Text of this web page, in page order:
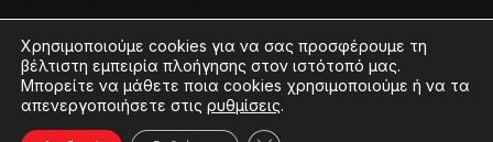
Moods
Radios
Podcasts
Terms of Use
Coins Explained
Streamee News
Add Your Station
Contact
Χρησιμοποιούμε cookies για να σας προσφέρουμε τη
βέλτιστη εμπειρία πλοήγησης στον ιστότοπό μας.
Μπορείτε να μάθετε ποια cookies χρησιμοποιούμε ή να τα
απενεργοποιήσετε στις ρυθμίσεις.